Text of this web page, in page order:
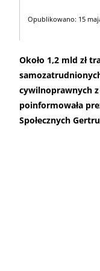
Opublikowano: 15
Około 1,2 mld zł
cywilnoprawnych
poinformowała
Społecznych